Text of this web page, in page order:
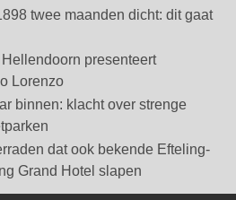
twee maanden dicht: dit gaat
presenteert
Lorenzo
binnen: klacht over strenge
dat ook bekende Efteling-
Grand Hotel slapen